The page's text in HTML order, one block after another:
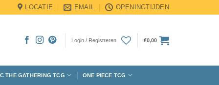
LOCATIE EMAIL OPENINGTIJDEN
Login / Registreren €0,00
THE GATHERING TCG ONE PIECE TCG